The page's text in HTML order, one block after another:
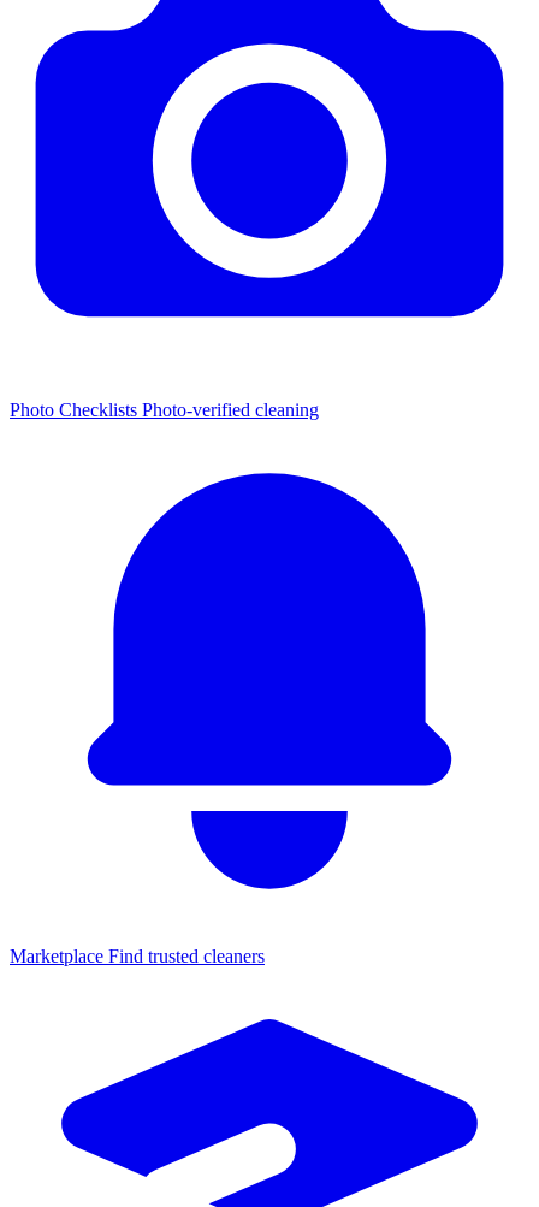
Photo Checklists Photo-verified cleaning
Marketplace Find trusted cleaners